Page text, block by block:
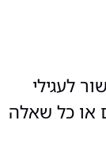
לעגילי
או כל שאלה